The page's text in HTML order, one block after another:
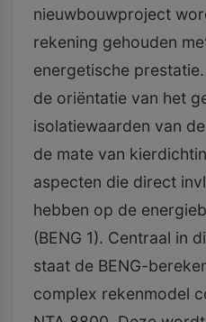
nieuwbouwproject
rekening gehouden
energetische
de oriëntatie van het
isolatiewaarden van
de mate van
aspecten die direct
hebben op de
(BENG 1). Centraal in
staat de BENG-
complex rekenmodel